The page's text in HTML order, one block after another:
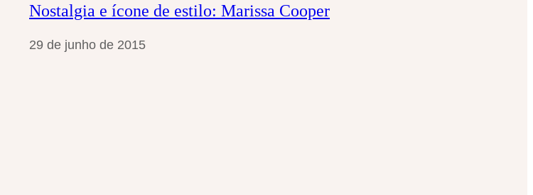
Nostalgia e ícone de estilo: Marissa Cooper
29 de junho de 2015